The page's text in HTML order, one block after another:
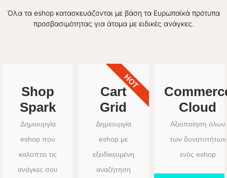
Όλα τα eshop κατασκευάζονται με βάση τα Ευρωπαϊκά πρότυπα
προσβασιμότητας για άτομα με ειδικές ανάγκες.
Shop
Spark
Δημιουργία
eshop που
καλύπτει τις
ανάγκες σου
Cart
Grid
Δημιουργία
eshop με
εξειδικευμένη
αναζήτηση
HOT
Cloud
Αξιοποίηση όλων
των δυνατοτήτων
ενός eshop